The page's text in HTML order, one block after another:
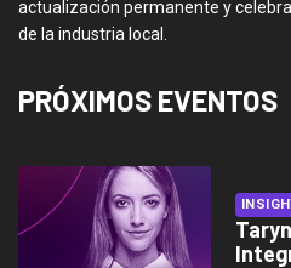
actualización permanente y
de la industria local.
PRÓXIMOS EVENTOS